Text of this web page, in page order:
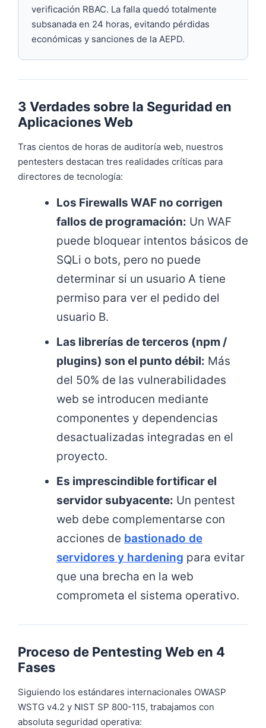
verificación RBAC. La falla quedó totalmente
subsanada en 24 horas, evitando pérdidas
económicas y sanciones de la AEPD.
3 Verdades sobre la Seguridad en
Aplicaciones Web
Tras cientos de horas de auditoría web, nuestros
pentesters destacan tres realidades críticas para
directores de tecnología:
Los Firewalls WAF no corrigen
fallos de programación: Un WAF
puede bloquear intentos básicos de
SQLi o bots, pero no puede
determinar si un usuario A tiene
permiso para ver el pedido del
usuario B.
Las librerías de terceros (npm /
plugins) son el punto débil: Más
del 50% de las vulnerabilidades
web se introducen mediante
componentes y dependencias
desactualizadas integradas en el
proyecto.
Es imprescindible fortificar el
servidor subyacente: Un pentest
web debe complementarse con
acciones de bastionado de
servidores y hardening para evitar
que una brecha en la web
comprometa el sistema operativo.
Proceso de Pentesting Web en 4
Fases
Siguiendo los estándares internacionales OWASP
WSTG v4.2 y NIST SP 800-115, trabajamos con
absoluta seguridad operativa: